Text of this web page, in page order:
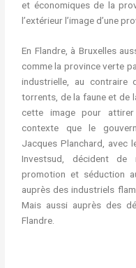
et économiques de la
l’extérieur l’image d’une
En Flandre, à Bruxelles
comme la province verte
industrielle, au contraire
torrents, de la faune et de
cette image pour attirer
contexte que le
Jacques Planchard, avec
Investsud, décident de
promotion et séduction
auprès des industriels
Mais aussi auprès des
Flandre.